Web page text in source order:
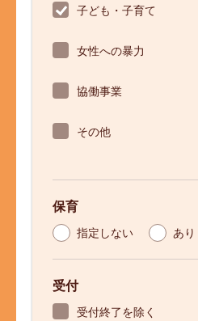
子ども・子育て
女性への暴力
協働事業
その他
保育
指定しない あり
受付
受付終了を除く